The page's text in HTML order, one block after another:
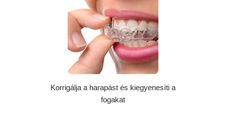
Korrigálja a harapást és kiegyenesíti a
fogakat